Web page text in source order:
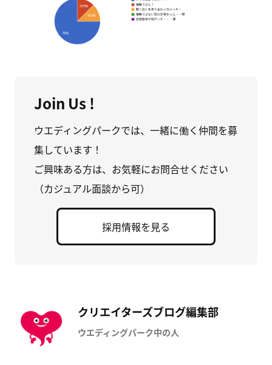
Join Us !
ウエディングパークでは、一緒に働く仲間を募
集しています！
ご興味ある方は、お気軽にお問合せください
（カジュアル面談から可）
採用情報を見る
クリエイターズブログ編集部
ウエディングパーク中の人